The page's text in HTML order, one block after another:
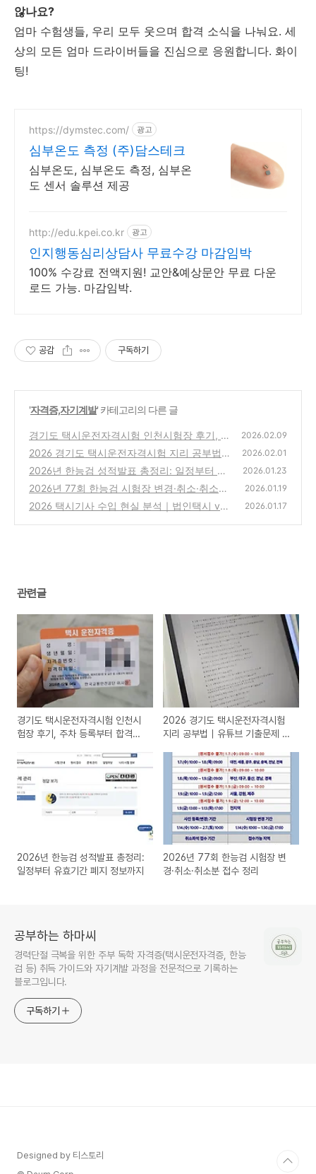
않나요?
엄마 수험생들, 우리 모두 웃으며 합격 소식을 나눠요. 세
상의 모든 엄마 드라이버들을 진심으로 응원합니다. 화이
팅!
https://dymstec.com/ 광고
심부온도 측정 (주)담스테크
심부온도, 심부온도 측정, 심부온
도 센서 솔루션 제공
http://edu.kpei.co.kr 광고
인지행동심리상담사 무료수강 마감임박
100% 수강료 전액지원! 교안&예상문안 무료 다운
로드 가능. 마감임박.
공감 구독하기
'자격증,자기계발' 카테고리의 다른 글
경기도 택시운전자격시험 인천시험장 후기, 주
차 등록부터 합격까지
(0)
2026.02.09
2026 경기도 택시운전자격시험 지리 공부법
｜유튜브 기출문제 AI를 활용 PDF 정리 팁
2026.02.01
2026년 한능검 성적발표 총정리: 일정부터 유
효기간 폐지 정보까지
(0)
2026.01.23
2026년 77회 한능검 시험장 변경·취소·취소분
접수 정리
(0)
2026.01.19
2026 택시기사 수입 현실 분석｜법인택시 vs
2026.01.17
관련글
경기도 택시운전자격시험 인천시
험장 후기, 주차 등록부터 합격까
2026 경기도 택시운전자격시험
지리 공부법｜유튜브 기출문제 AI
2026년 한능검 성적발표 총정리:
일정부터 유효기간 폐지 정보까지
2026년 77회 한능검 시험장 변
경·취소·취소분 접수 정리
공부하는 하마씨
경력단절 극복을 위한 주부 독학 자격증(택시운전자격증, 한능
검 등) 취득 가이드와 자기계발 과정을 전문적으로 기록하는
블로그입니다.
구독하기
Designed by 티스토리